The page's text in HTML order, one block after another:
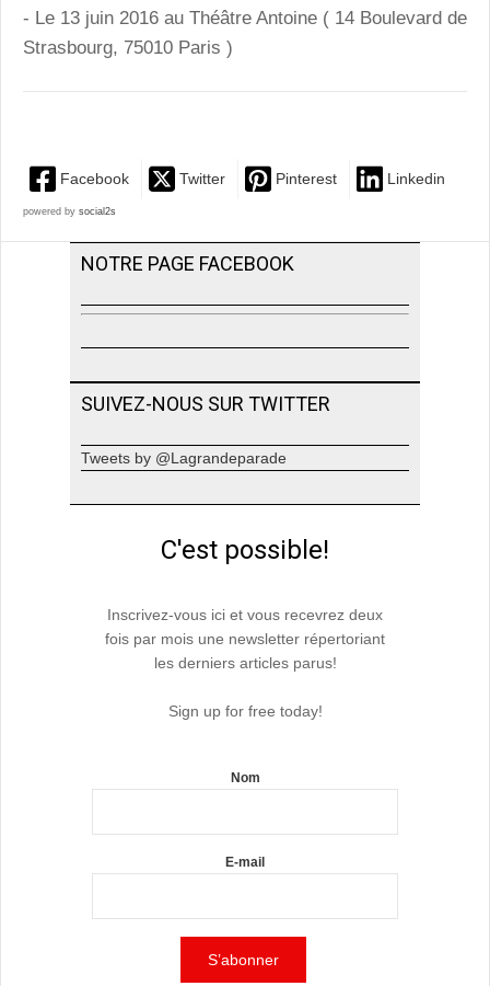
- Le 13 juin 2016 au Théâtre Antoine ( 14 Boulevard de
Strasbourg, 75010 Paris )
Facebook Twitter Pinterest Linkedin
powered by social2s
NOTRE PAGE FACEBOOK
SUIVEZ-NOUS SUR TWITTER
Tweets by @Lagrandeparade
C'est possible!
Inscrivez-vous ici et vous recevrez deux
fois par mois une newsletter répertoriant
les derniers articles parus!
Sign up for free today!
Nom
E-mail